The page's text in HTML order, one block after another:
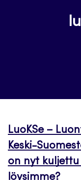
LuoKSe –
Keski-
on nyt
löysimme?